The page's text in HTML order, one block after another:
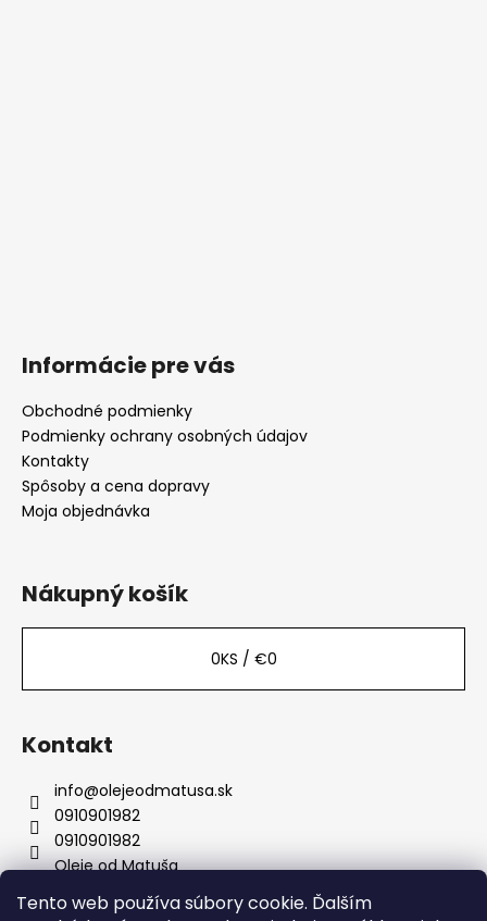
Tento web používa súbory cookie. Ďalším
Informácie pre vás
Obchodné podmienky
Podmienky ochrany osobných údajov
Kontakty
Spôsoby a cena dopravy
Moja objednávka
Nákupný košík
0KS / €0
Kontakt
info@olejeodmatusa.sk
0910901982
0910901982
Oleje od Matuša